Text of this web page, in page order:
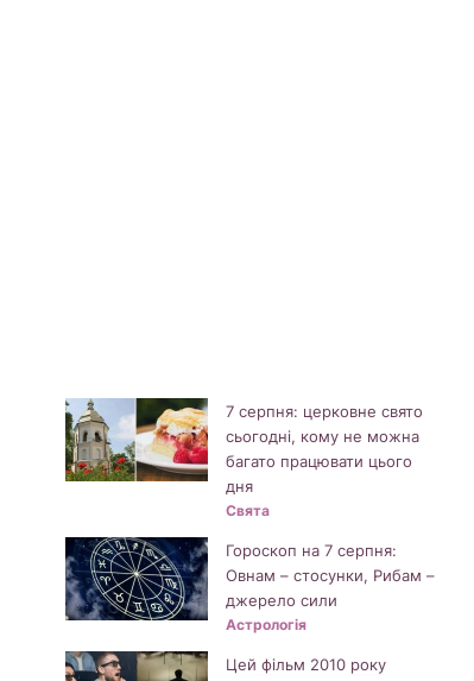
7 серпня: церковне свято
сьогодні, кому не можна
багато працювати цього
дня
Свята
Гороскоп на 7 серпня:
Овнам – стосунки, Рибам –
джерело сили
Астрологія
Цей фільм 2010 року